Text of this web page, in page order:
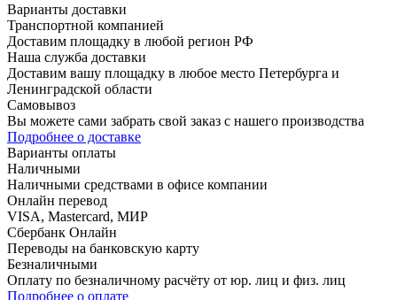
Варианты доставки
Транспортной компанией
Доставим площадку в любой регион РФ
Наша служба доставки
Доставим вашу площадку в любое место Петербурга и
Ленинградской области
Самовывоз
Вы можете сами забрать свой заказ с нашего производства
Подробнее о доставке
Варианты оплаты
Наличными
Наличными средствами в офисе компании
Онлайн перевод
VISA, Mastercard, МИР
Сбербанк Онлайн
Переводы на банковскую карту
Безналичными
Оплату по безналичному расчёту от юр. лиц и физ. лиц
Подробнее о оплате